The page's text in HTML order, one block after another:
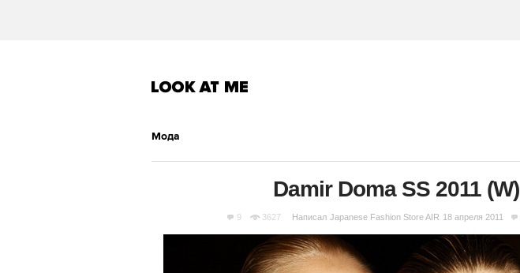
Мода
Damir Doma SS 2011 (W)
9 3627 Написал Japanese Fashion Store AIR 18 апреля 2011